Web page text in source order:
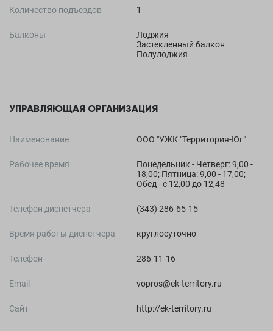
Количество подъездов 1
Балконы
Лоджия
Застекленный балкон
Полулоджия
УПРАВЛЯЮЩАЯ ОРГАНИЗАЦИЯ
Наименование ООО "УЖК "Территория-Юг"
Рабочее время
Понедельник - Четверг: 9,00 -
18,00; Пятница: 9,00 - 17,00;
Обед - с 12,00 до 12,48
Телефон диспетчера (343) 286-65-15
Время работы диспетчера круглосуточно
Телефон 286-11-16
Email vopros@ek-territory.ru
Сайт http://ek-territory.ru